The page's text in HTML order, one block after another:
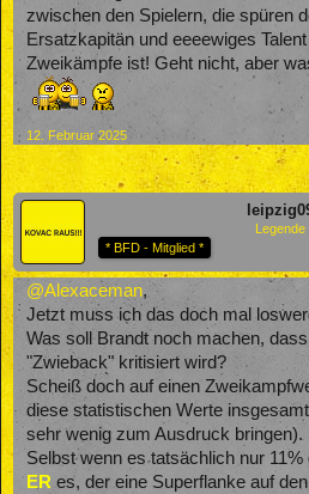
zwischen den Spielern, die spüren
Ersatzkapitän und eeeewiges
Zweikämpfe ist! Geht nicht, aber
12. Februar 2025
Legende
* BFD - Mitglied *
@Alexaceman,
Jetzt muss ich das doch mal
Was soll Brandt noch machen,
"Zwieback" kritisiert wird?
Scheiß doch auf einen
diese statistischen Werte
sehr wenig zum Ausdruck bringen).
Selbst wenn es tatsächlich nur
ER es, der eine Superflanke auf